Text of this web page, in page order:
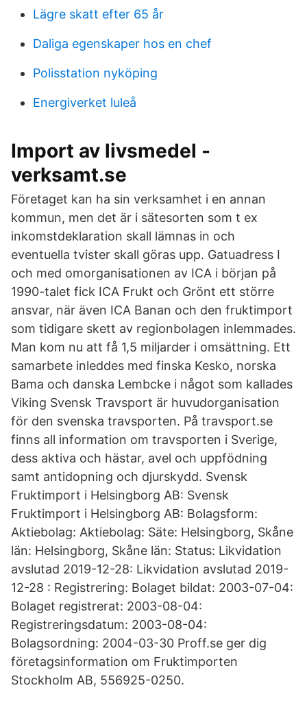
Lägre skatt efter 65 år
Daliga egenskaper hos en chef
Polisstation nyköping
Energiverket luleå
Import av livsmedel -
verksamt.se
Företaget kan ha sin verksamhet i en annan
kommun, men det är i sätesorten som t ex
inkomstdeklaration skall lämnas in och
eventuella tvister skall göras upp. Gatuadress I
och med omorganisationen av ICA i början på
1990-talet fick ICA Frukt och Grönt ett större
ansvar, när även ICA Banan och den fruktimport
som tidigare skett av regionbolagen inlemmades.
Man kom nu att få 1,5 miljarder i omsättning. Ett
samarbete inleddes med finska Kesko, norska
Bama och danska Lembcke i något som kallades
Viking Svensk Travsport är huvudorganisation
för den svenska travsporten. På travsport.se
finns all information om travsporten i Sverige,
dess aktiva och hästar, avel och uppfödning
samt antidopning och djurskydd. Svensk
Fruktimport i Helsingborg AB: Svensk
Fruktimport i Helsingborg AB: Bolagsform:
Aktiebolag: Aktiebolag: Säte: Helsingborg, Skåne
län: Helsingborg, Skåne län: Status: Likvidation
avslutad 2019-12-28: Likvidation avslutad 2019-
12-28 : Registrering: Bolaget bildat: 2003-07-04:
Bolaget registrerat: 2003-08-04:
Registreringsdatum: 2003-08-04:
Bolagsordning: 2004-03-30 Proff.se ger dig
företagsinformation om Fruktimporten
Stockholm AB, 556925-0250.